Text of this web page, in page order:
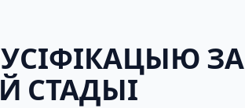
ЗА
СТАДЫІ